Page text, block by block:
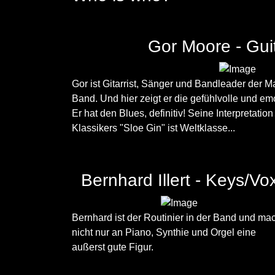
Gor Moore -
Gor ist Gitarrist, Sänger und Bandleader der
Band. Und hier zeigt er die gefühlvolle und
Er hat den Blues, definitiv! Seine
Klassikers "Sloe Gin" ist Weltklasse...
Bernhard Illert - Keys/
Bernhard ist der Routinier in der Band und
nicht nur an Piano, Synthie und Orgel eine
außerst gute Figur.